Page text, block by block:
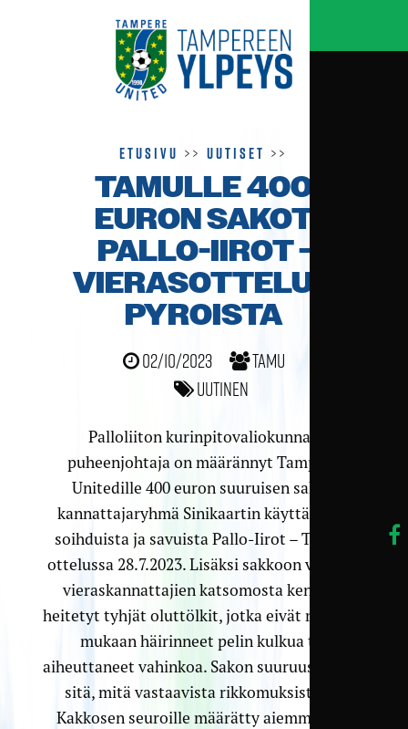
Etusivu >>Uutiset >>
TAMULLE 400
EURON SAKOT
PALLO-IIROT -
VIERAS­OTTELUN
PYROISTA
02/10/2023
TamU
Uutinen
Palloliiton kurinpitovaliokunnan
puheenjohtaja on määrännyt Tampere
Unitedille 400 euron suuruisen sakon
kannattajaryhmä Sinikaartin käyttämistä
soihduista ja savuista Pallo-Iirot – TamU -
ottelussa 28.7.2023. Lisäksi sakkoon vaikutti
vieraskannattajien katsomosta kentälle
heitetyt tyhjät oluttölkit, jotka eivät raportin
mukaan häirinneet pelin kulkua tai
aiheuttaneet vahinkoa. Sakon suuruus vastaa
sitä, mitä vastaavista rikkomuksista on
Kakkosen seuroille määrätty aiemminkin,